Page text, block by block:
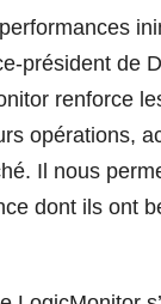
président de
renforce
opérations,
Il nous
dont ils ont